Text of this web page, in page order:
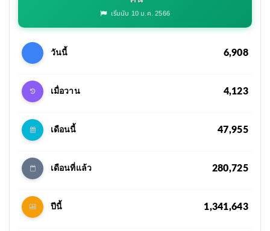
เริ่มนับ 10 ม.ค. 2566
วันนี้ 6,908
เมื่อวาน 4,123
เดือนนี้ 47,955
เดือนที่แล้ว 280,725
ปีนี้ 1,341,643